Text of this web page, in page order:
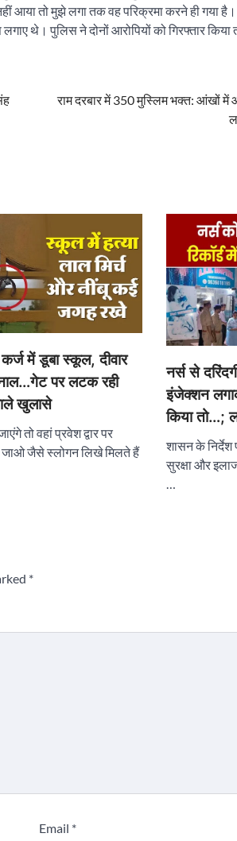
आया तो मुझे लगा तक वह परिक्रमा करने ही
थे। पुलिस ने दोनों आरोपियों को गिरफ्तार
राम दरबार में 350 मुस्लिम भक्त: आंखों में
में डूबा स्कूल, दीवार
पर लटक रही
खुलासे
तो वहां प्रवेश द्वार पर
जाओ जैसे स्लोगन लिखे मिलते हैं
नर्स से
इंजेक्शन
किया तो…;
शासन के निर्देश
सुरक्षा और
…
*
Email *